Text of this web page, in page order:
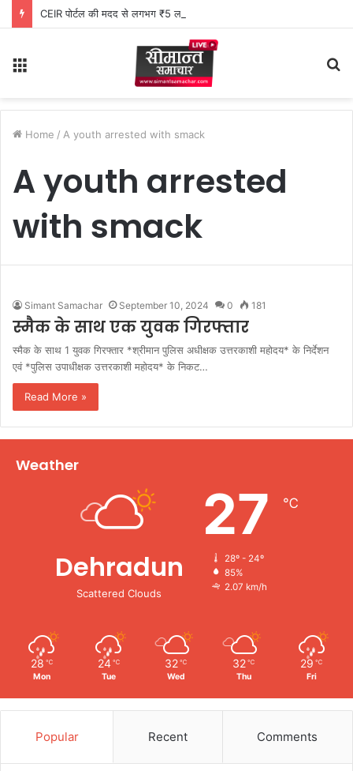
CEIR पोर्टल की मदद से लगभग ₹5 लाख मूल्य के 20 मोबाइल फोन बरामद
Home / A youth arrested with smack
A youth arrested
with smack
Simant Samachar September 10, 2024 0 181
स्मैक के साथ एक युवक गिरफ्तार
स्मैक के साथ 1 युवक गिरफ्तार *श्रीमान पुलिस अधीक्षक उत्तरकाशी महोदय* के निर्देशन
एवं *पुलिस उपाधीक्षक उत्तरकाशी महोदय* के निकट…
Read More »
Weather
Dehradun
Scattered Clouds
27 ℃
28º - 24º
85%
2.07 km/h
28 ℃
Mon
24 ℃
Tue
32 ℃
Wed
32 ℃
Thu
29 ℃
Fri
Popular Recent Comments